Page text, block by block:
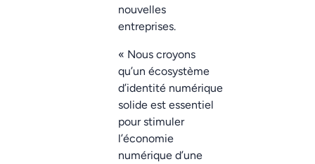
nouvelles
entreprises.
« Nous croyons
qu’un écosystème
d’identité numérique
solide est essentiel
pour stimuler
l’économie
numérique d’une